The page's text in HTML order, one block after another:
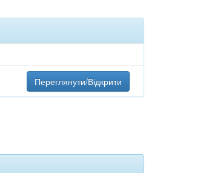
Переглянути/Відкрити